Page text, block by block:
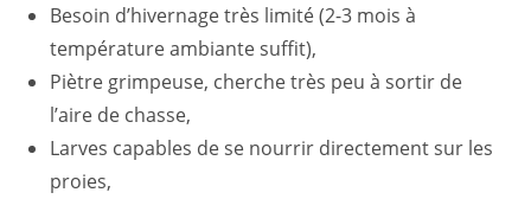
Besoin d’hivernage très limité (2-3 mois à
température ambiante suffit),
Piètre grimpeuse, cherche très peu à sortir de
l’aire de chasse,
Larves capables de se nourrir directement sur les
proies,